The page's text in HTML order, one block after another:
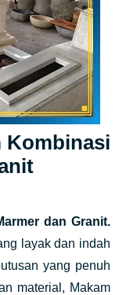
Kombinasi
dan Granit.
layak dan indah
yang penuh
material, Makam